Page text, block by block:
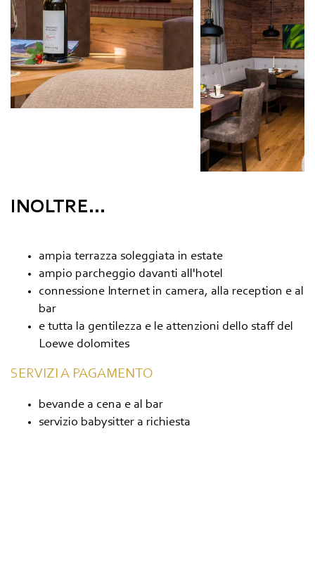
INOLTRE...
ampia terrazza soleggiata in estate
ampio parcheggio davanti all'hotel
connessione Internet in camera, alla reception e al
bar
e tutta la gentilezza e le attenzioni dello staff del
Loewe dolomites
SERVIZI A PAGAMENTO
bevande a cena e al bar
servizio babysitter a richiesta